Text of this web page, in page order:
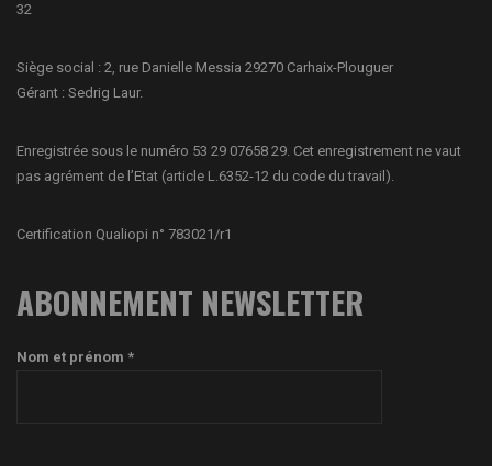
32
Siège social : 2, rue Danielle Messia 29270 Carhaix-Plouguer
Gérant : Sedrig Laur.
Enregistrée sous le numéro 53 29 07658 29. Cet enregistrement ne vaut
pas agrément de l’Etat (article L.6352-12 du code du travail).
Certification Qualiopi n° 783021/r1
ABONNEMENT NEWSLETTER
Nom et prénom *